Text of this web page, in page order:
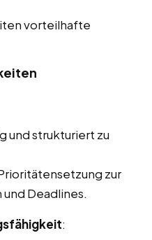
vorteilhafte
und strukturiert zu
zur
Deadlines.
: